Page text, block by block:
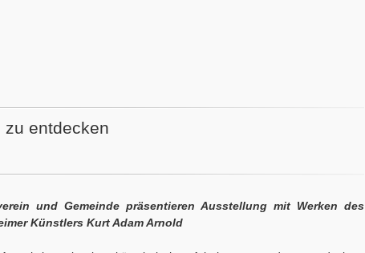
zu entdecken
und Gemeinde präsentieren Ausstellung mit Werken des
Künstlers Kurt Adam Arnold